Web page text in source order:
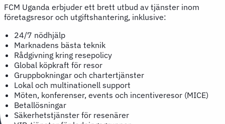
FCM Uganda erbjuder ett brett utbud av tjänster inom
företagsresor och utgiftshantering, inklusive:
24/7 nödhjälp
Marknadens bästa teknik
Rådgivning kring resepolicy
Global köpkraft för resor
Gruppbokningar och chartertjänster
Lokal och multinationell support
Möten, konferenser, events och incentiveresor (MICE)
Betallösningar
Säkerhetstjänster för resenärer